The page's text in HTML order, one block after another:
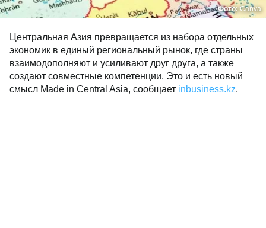
Фото:Canva
Центральная Азия превращается из набора отдельных
экономик в единый региональный рынок, где страны
взаимодополняют и усиливают друг друга, а также
создают совместные компетенции. Это и есть новый
смысл Made in Central Asia, сообщает inbusiness.kz.